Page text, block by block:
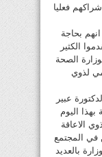
فعليا
بحاجة
الكثير
الصحة
لذوي
عبير
اليوم
الاعاقة
في المجتمع
بالعديد